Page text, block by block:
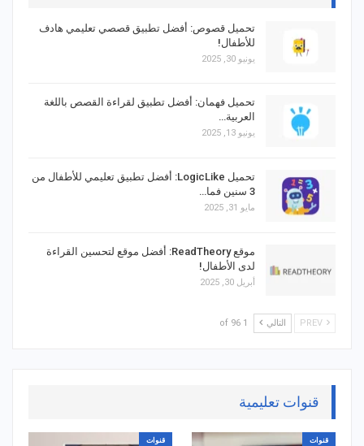
تحميل قصوص: أفضل تطبيق قصصي تعليمي هادف
للأطفال!
يونيو 30, 2025
تحميل فهمان: أفضل تطبيق لقراءة القصص باللغة
العربية…
يونيو 13, 2025
تحميل LogicLike: أفضل تطبيق تعليمي للأطفال من
3 سنين فما…
مايو 31, 2025
موقع ReadTheory: أفضل موقع لتحسين القراءة
لدى الأطفال!
أبريل 30, 2025
التالي 1 of 96
قنوات تعليمية
قنوات قنوات